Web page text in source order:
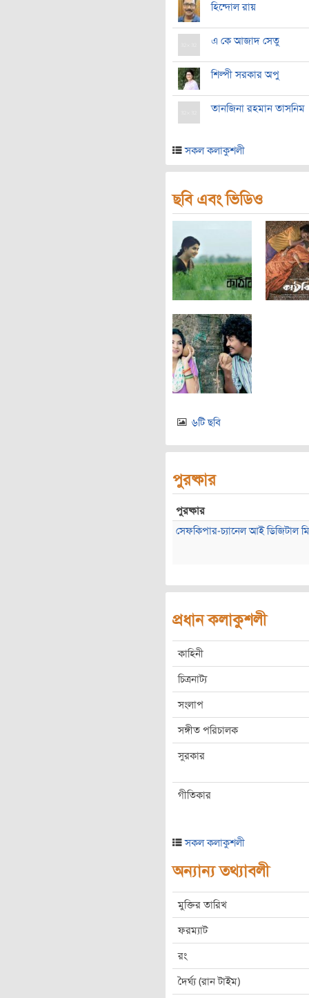
হিন্দোল রায়
এ কে আজাদ সেতু
শিল্পী সরকার অপু
তানজিনা রহমান তাসনিম
সকল কলাকুশলী
ছবি এবং ভিডিও
৬টি ছবি
পুরষ্কার
পুরষ্কার
সেফকিপার-চ্যানেল আই ডিজিটাল
প্রধান কলাকুশলী
কাহিনী
চিত্রনাট্য
সংলাপ
সঙ্গীত পরিচালক
সুরকার
গীতিকার
সকল কলাকুশলী
অন্যান্য তথ্যাবলী
মুক্তির তারিখ
ফরম্যাট
রং
দৈর্ঘ্য (রান টাইম)